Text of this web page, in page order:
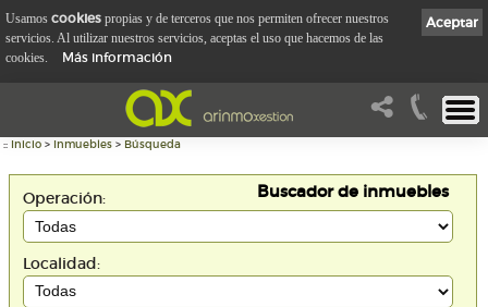
:: Inicio > Inmuebles > Búsqueda
Buscador de inmuebles
Operación:
Localidad:
Aceptar
Usamos cookies propias y de terceros que nos permiten ofrecer nuestros
servicios. Al utilizar nuestros servicios, aceptas el uso que hacemos de las
cookies.
Más información